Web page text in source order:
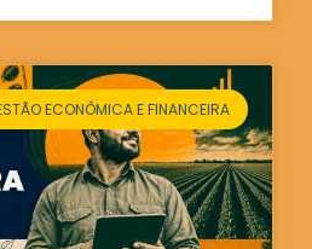
ECONÔMICA E FINANCEIRA